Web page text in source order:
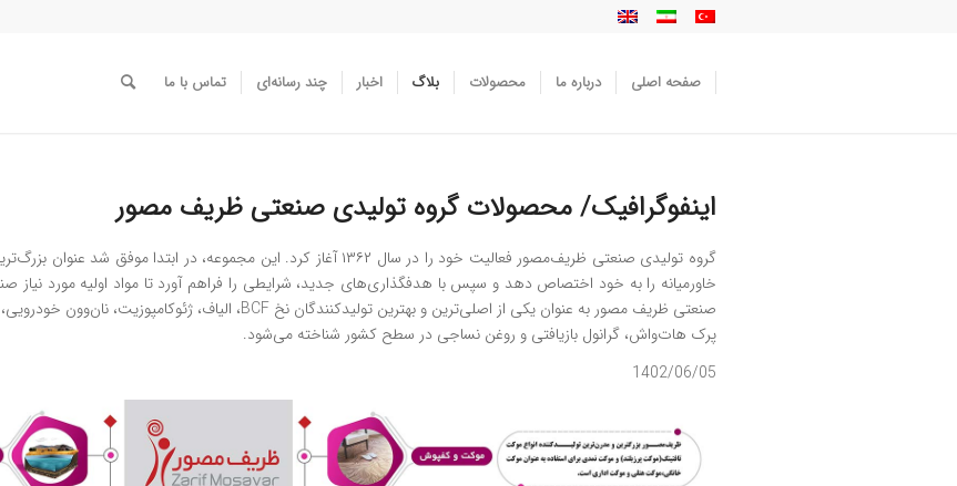
صفحه اصلی درباره ما محصولات بلاگ اخبار چند رسانه‌ای تماس با ما
اینفوگرافیک/ محصولات گروه تولیدی صنعتی ظریف مصور
گروه تولیدی صنعتی ظریف‌مصور فعالیت خود را در سال ۱۳۶۲ آغاز کرد. این مجموعه،
خاورمیانه را به خود اختصاص دهد و سپس با هدفگذاری‌های جدید، شرایطی را فراهم آورد تا مواد اولیه مورد نیاز
پرک هات‌واش، گرانول بازیافتی و روغن نساجی در سطح کشور شناخته می‌شود.
1402/06/05